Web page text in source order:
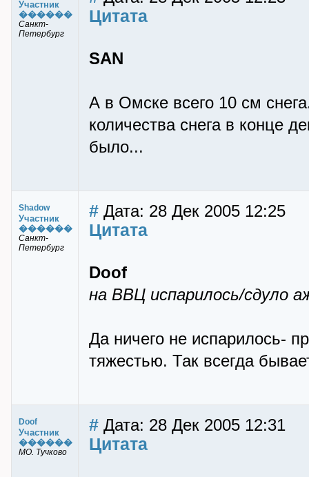
Участник
������
Санкт-
Петербург
Цитата
SAN
А в Омске всего 10 см
количества снега в конце
было...
Shadow
Участник
������
Санкт-
Петербург
# Дата: 28 Дек 2005 12:25
Цитата
Doof
на ВВЦ испарилось/сдуло
Да ничего не испарилось-
тяжестью. Так всегда
Doof
Участник
������
МО. Тучково
# Дата: 28 Дек 2005 12:31
Цитата